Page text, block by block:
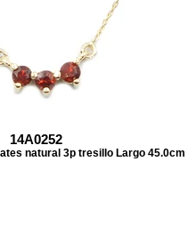
14A0252
natural 3p tresillo Largo 45.0cm